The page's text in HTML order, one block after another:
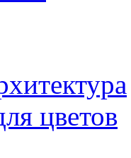
цветов